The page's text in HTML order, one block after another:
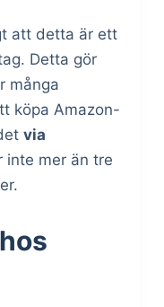
att detta är ett
Detta gör
många
köpa Amazon-
via
inte mer än tre